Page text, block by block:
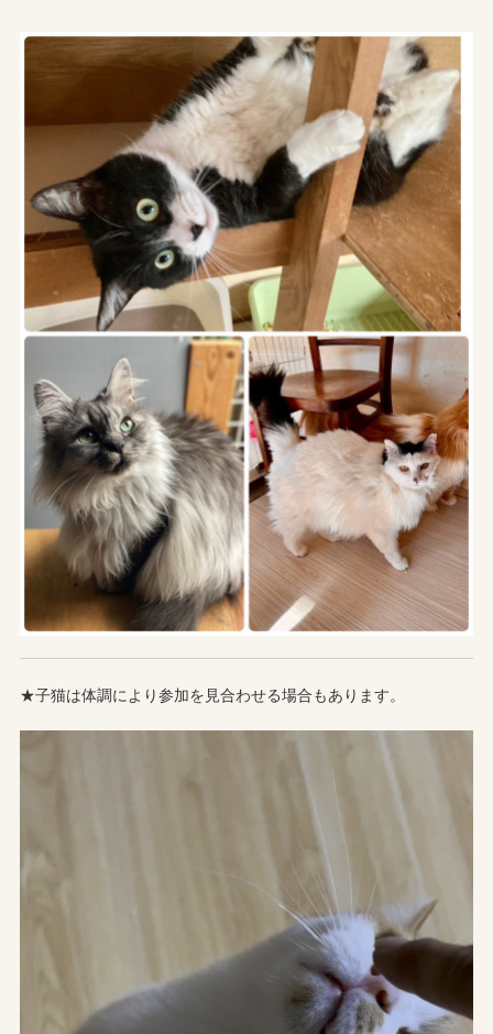
★子猫は体調により参加を見合わせる場合もあります。